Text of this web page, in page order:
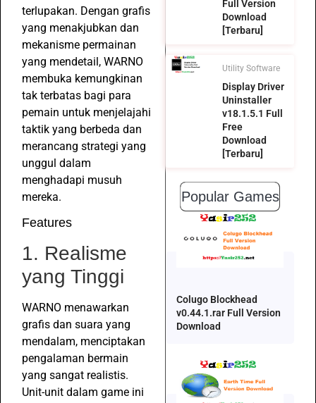
terlupakan. Dengan grafis
yang menakjubkan dan
mekanisme permainan
yang mendetail, WARNO
membuka kemungkinan
tak terbatas bagi para
pemain untuk menjelajahi
taktik yang berbeda dan
merancang strategi yang
unggul dalam
menghadapi musuh
mereka.
Features
1. Realisme
yang Tinggi
WARNO menawarkan
grafis dan suara yang
mendalam, menciptakan
pengalaman bermain
yang sangat realistis.
Unit-unit dalam game ini
Full Version
Download
[Terbaru]
Utility Software
Display Driver
Uninstaller
v18.1.5.1 Full
Free
Download
[Terbaru]
Popular Games
Colugo Blockhead
v0.44.1.rar Full Version
Download